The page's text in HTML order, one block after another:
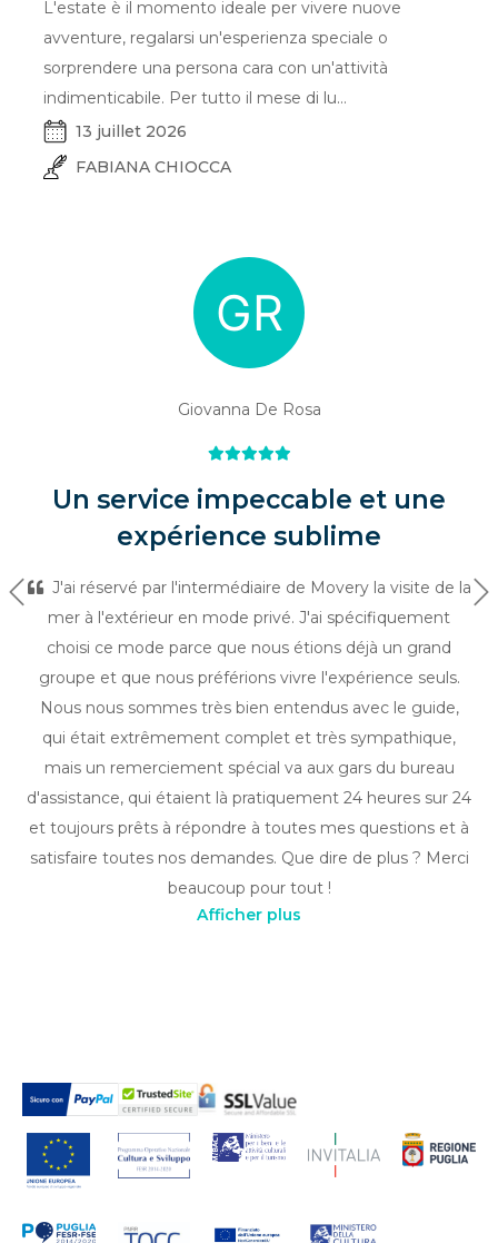
L'estate è il momento ideale per vivere nuove
avventure, regalarsi un'esperienza speciale o
sorprendere una persona cara con un'attività
indimenticabile. Per tutto il mese di lu...
13 juillet 2026
FABIANA CHIOCCA
Giovanna De Rosa
Un service impeccable et une
expérience sublime
J'ai réservé par l'intermédiaire de Movery la visite de la
mer à l'extérieur en mode privé. J'ai spécifiquement
choisi ce mode parce que nous étions déjà un grand
groupe et que nous préférions vivre l'expérience seuls.
Nous nous sommes très bien entendus avec le guide,
qui était extrêmement complet et très sympathique,
mais un remerciement spécial va aux gars du bureau
d'assistance, qui étaient là pratiquement 24 heures sur 24
et toujours prêts à répondre à toutes mes questions et à
satisfaire toutes nos demandes. Que dire de plus ? Merci
beaucoup pour tout !
Précédent
Afficher plus